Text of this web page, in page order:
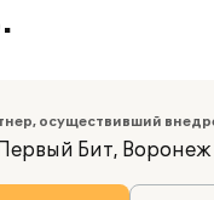
осуществивший
Бит, Воронеж